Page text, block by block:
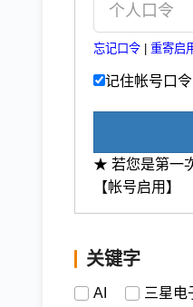
忘记口令 重寄启
记住帐号口令
★ 若您是第一
【帐号启用】
关键字
AI 三星电